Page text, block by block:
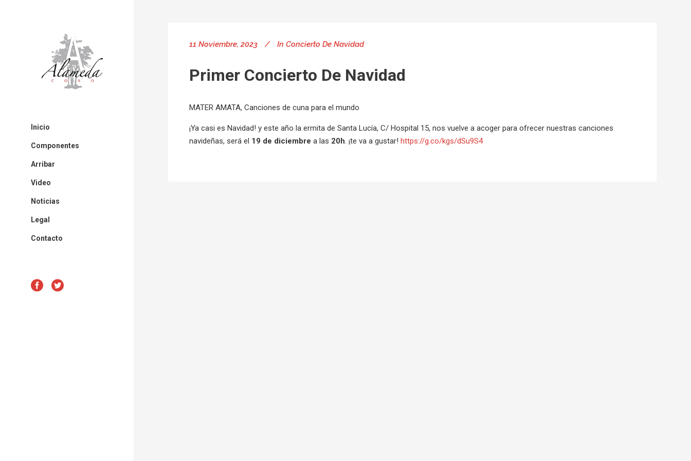
Inicio
Componentes
Arribar
Video
Noticias
Legal
Contacto
11 Noviembre, 2023 In Concierto De Navidad
Primer Concierto De Navidad
MATER AMATA, Canciones de cuna para el mundo
¡Ya casi es Navidad! y este año la ermita de Santa Lucía, C/ Hospital 15, nos vuelve a acoger para ofrecer nuestras canciones
navideñas, será el 19 de diciembre a las 20h. ¡te va a gustar! https://g.co/kgs/dSu9S4